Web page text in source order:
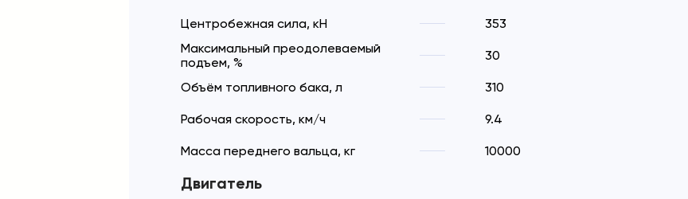
Центробежная сила, кН
353
Максимальный преодолеваемый
подъем, %
30
Объём топливного бака, л 310
Рабочая скорость, км/ч 9.4
Масса переднего вальца, кг 10000
Двигатель